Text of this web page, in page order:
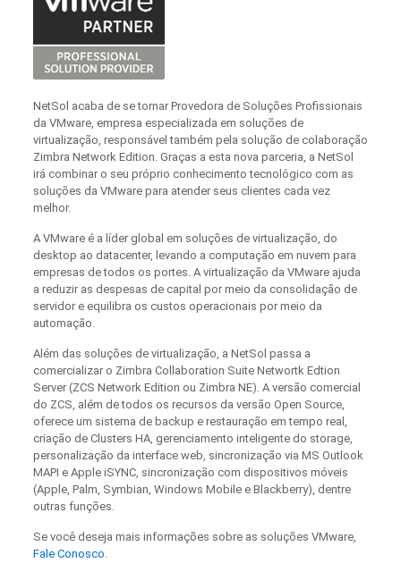
NetSol acaba de se tornar Provedora de Soluções Profissionais
da VMware, empresa especializada em soluções de
virtualização, responsável também pela solução de colaboração
Zimbra Network Edition. Graças a esta nova parceria, a NetSol
irá combinar o seu próprio conhecimento tecnológico com as
soluções da VMware para atender seus clientes cada vez
melhor.
A VMware é a líder global em soluções de virtualização, do
desktop ao datacenter, levando a computação em nuvem para
empresas de todos os portes. A virtualização da VMware ajuda
a reduzir as despesas de capital por meio da consolidação de
servidor e equilibra os custos operacionais por meio da
automação.
Além das soluções de virtualização, a NetSol passa a
comercializar o Zimbra Collaboration Suite Networtk Edtion
Server (ZCS Network Edition ou Zimbra NE). A versão comercial
do ZCS, além de todos os recursos da versão Open Source,
oferece um sistema de backup e restauração em tempo real,
criação de Clusters HA, gerenciamento inteligente do storage,
personalização da interface web, sincronização via MS Outlook
MAPI e Apple iSYNC, sincronização com dispositivos móveis
(Apple, Palm, Symbian, Windows Mobile e Blackberry), dentre
outras funções.
Se você deseja mais informações sobre as soluções VMware,
Fale Conosco.